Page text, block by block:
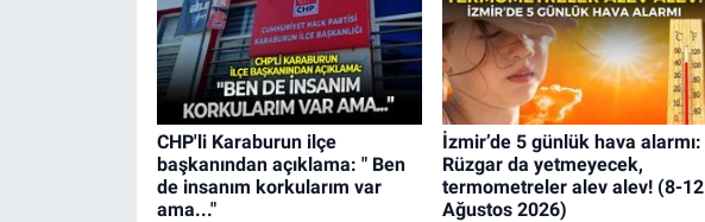
CHP'li Karaburun ilçe
başkanından açıklama: " Ben
de insanım korkularım var
ama..."
İzmir’de 5 günlük hava alarmı:
Rüzgar da yetmeyecek,
termometreler alev alev! (8-12
Ağustos 2026)